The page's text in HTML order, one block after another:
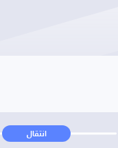
انتقال